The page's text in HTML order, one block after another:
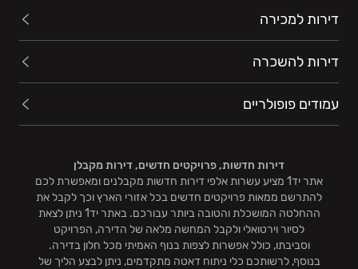
דירות למכירה
דירות להשכרה
עמודים פופולריים
דירות חדשות, פרויקטים חדשים, דירות מקבלן
אתר יד1 מציע עשרות אלפי דירות חדשות מקבלנים ומאפשרת לכם
להתרשם ממאות פרויקטים חדשים בכל אזורי הארץ וכך לקבל את
ההחלטה המושכלת והטובה ביותר עבורכם. באתר יד1 ניתן לצאת
לסיור וירטואלי ולקבל המחשה מלאה של הדירה, הפרויקט
וסביבתו, כולל אפשרות לצפות בנוף האמיתי מכל חלון בדירה.
בנוסף, לרשותכם כלי ניתוח דאטה מתקדמים, ניתן לבצע הליך של